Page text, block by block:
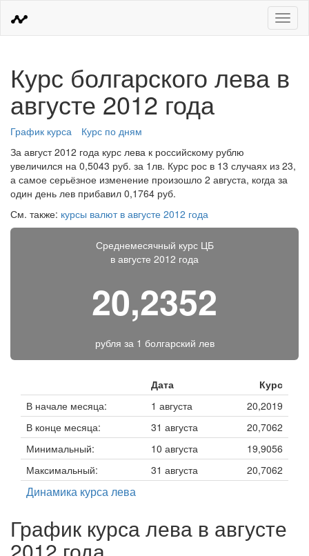
Меню
Курс болгарского лева в
августе 2012 года
График курса
Курс по дням
За август 2012 года курс лева к российскому рублю
увеличился на 0,5043 руб. за 1лв. Курс рос в 13 случаях из 23,
а самое серьёзное изменение произошло 2 августа, когда за
один день лев прибавил 0,1764 руб.
См. также: курсы валют в августе 2012 года
Среднемесячный курс ЦБ
в августе 2012 года
20,2352
рубля за 1 болгарский лев
Дата
Курс
В начале месяца:
1 августа
20,2019
В конце месяца:
31 августа
20,7062
Минимальный:
10 августа
19,9056
Максимальный:
31 августа 20,7062
Динамика курса лева
График курса лева в августе